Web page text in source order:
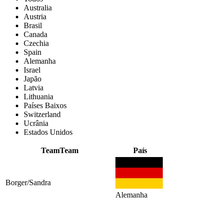
Australia
Austria
Brasil
Canada
Czechia
Spain
Alemanha
Israel
Japão
Latvia
Lithuania
Países Baixos
Switzerland
Ucrânia
Estados Unidos
TeamTeam País
Borger/Sandra
Alemanha